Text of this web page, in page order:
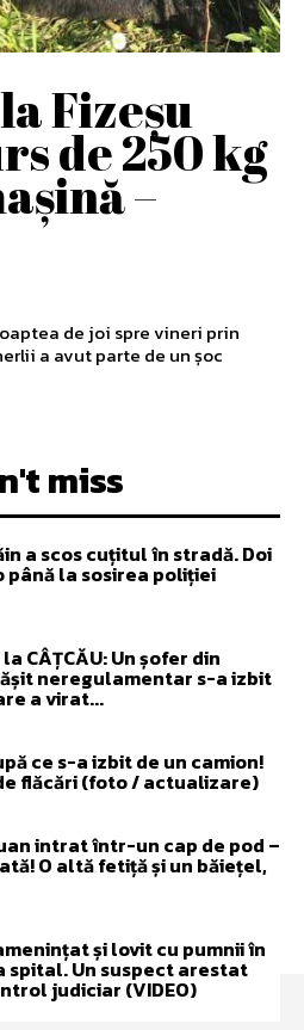
Fizeșu
de 250 kg
–
de joi spre vineri prin
a avut parte de un șoc
miss
a scos cuțitul în stradă. Doi
la sosirea poliției
CÂȚCĂU: Un șofer din
neregulamentar s-a izbit
a virat...
ce s-a izbit de un camion!
flăcări (foto / actualizare)
intrat într-un cap de pod –
O altă fetiță și un băiețel,
și lovit cu pumnii în
spital. Un suspect arestat
judiciar (VIDEO)